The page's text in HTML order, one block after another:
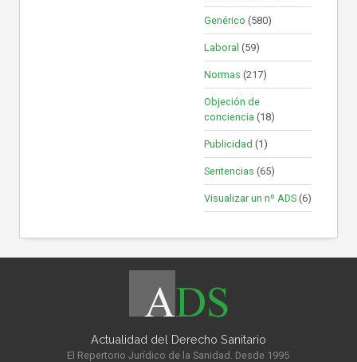
Genérico (580)
Laboral (59)
Normas (217)
Objeción de
conciencia (18)
Publicidad (1)
Sentencias (65)
Visualizar un nº ADS (6)
Actualidad del Derecho Sanitario
El Repertorio Jurídico de la Sanidad. Desde 1995